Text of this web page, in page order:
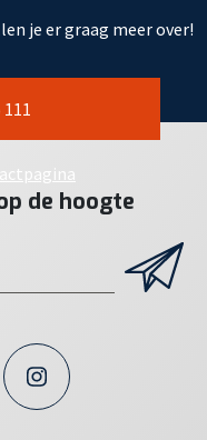
je er graag meer over!
de hoogte